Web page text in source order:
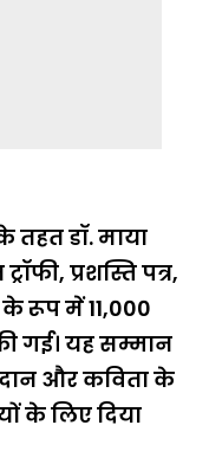
डॉ. माया
प्रशस्ति पत्र,
रूप में 11,000
गई। यह सम्मान
और कविता के
के लिए दिया